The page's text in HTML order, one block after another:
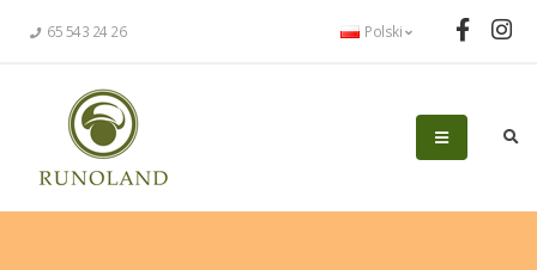
65 543 24 26 Polski